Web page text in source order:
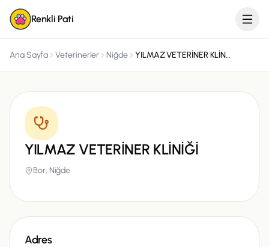
Renkli Pati
Ana Sayfa Veterinerler Niğde YILMAZ VETERİNER KLİNİĞİ
YILMAZ VETERİNER KLİNİĞİ
Bor, Niğde
Adres